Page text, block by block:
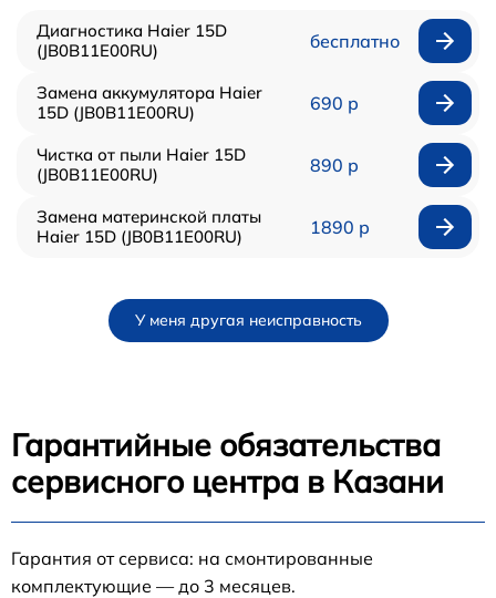
Диагностика Haier 15D
(JB0B11E00RU)
бесплатно
Замена аккумулятора Haier
15D (JB0B11E00RU)
690 р
Чистка от пыли Haier 15D
(JB0B11E00RU)
890 р
Замена материнской платы
Haier 15D (JB0B11E00RU)
1890 р
У меня другая неисправность
Гарантийные обязательства
сервисного центра в Казани
Гарантия от сервиса: на смонтированные
комплектующие — до 3 месяцев.